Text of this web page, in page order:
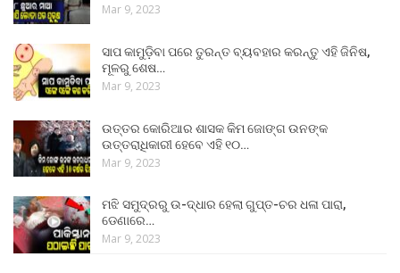
Mar 9, 2023
ସାପ କାମୁଡ଼ିବା ପରେ ତୁରନ୍ତ ବ୍ୟବହାର କରନ୍ତୁ ଏହି ଜିନିଷ,
ମୂଳରୁ ଶେଷ…
Mar 9, 2023
ଉତ୍ତର କୋରିଆର ଶାସକ କିମ ଜୋଙ୍ଗ ଉନଙ୍କ
ଉତ୍ତରାଧିକାରୀ ହେବେ ଏହି ୧୦…
Mar 9, 2023
ମଝି ସମୁଦ୍ରରୁ ଉ-ଦ୍ଧାର ହେଲା ଗୁପ୍ତ-ଚର ଧଳା ପାରା,
ଡେଣାରେ…
Mar 9, 2023